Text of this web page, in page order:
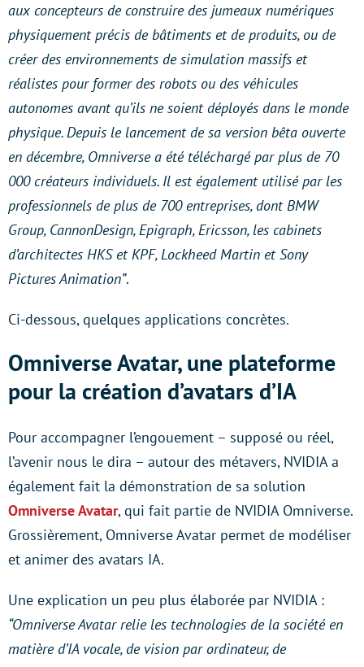
aux concepteurs de construire des jumeaux numériques
physiquement précis de bâtiments et de produits, ou de
créer des environnements de simulation massifs et
réalistes pour former des robots ou des véhicules
autonomes avant qu’ils ne soient déployés dans le monde
physique. Depuis le lancement de sa version bêta ouverte
en décembre, Omniverse a été téléchargé par plus de 70
000 créateurs individuels. Il est également utilisé par les
professionnels de plus de 700 entreprises, dont BMW
Group, CannonDesign, Epigraph, Ericsson, les cabinets
d’architectes HKS et KPF, Lockheed Martin et Sony
Pictures Animation”.
Ci-dessous, quelques applications concrètes.
Omniverse Avatar, une plateforme
pour la création d’avatars d’IA
Pour accompagner l’engouement – supposé ou réel,
l’avenir nous le dira – autour des métavers, NVIDIA a
également fait la démonstration de sa solution
Omniverse Avatar, qui fait partie de NVIDIA Omniverse.
Grossièrement, Omniverse Avatar permet de modéliser
et animer des avatars IA.
Une explication un peu plus élaborée par NVIDIA :
“Omniverse Avatar relie les technologies de la société en
matière d’IA vocale, de vision par ordinateur, de